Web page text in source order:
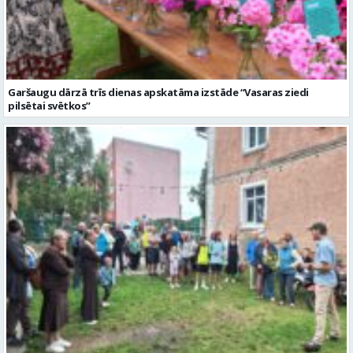
pilsētai svētkos”
Valmieras dzimšanas diena sākas ar Krāču kakta svētkiem